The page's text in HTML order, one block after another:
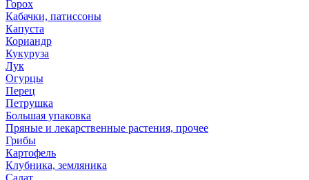
Горох
Кабачки, патиссоны
Капуста
Кориандр
Кукуруза
Лук
Огурцы
Перец
Петрушка
Большая упаковка
Пряные и лекарственные растения, прочее
Грибы
Картофель
Клубника, земляника
Салат